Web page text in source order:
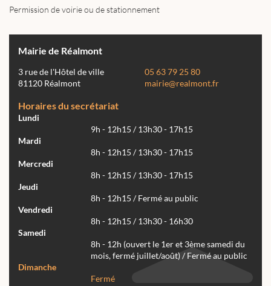
Permission de voirie ou de stationnement
Mairie de Réalmont
3 rue de l'Hôtel de ville
81120 Réalmont
05 63 79 25 80
mairie@realmont.fr
Horaires du secrétariat
Lundi
9h - 12h15 / 13h30 - 17h15
Mardi
8h - 12h15 / 13h30 - 17h15
Mercredi
8h - 12h15 / 13h30 - 17h15
Jeudi
8h - 12h15 / Fermé au public
Vendredi
8h - 12h15 / 13h30 - 16h30
Samedi
8h - 12h (ouvert le 1er et 3ème samedi du
mois, fermé juillet/août) / Fermé au public
Dimanche
Fermé